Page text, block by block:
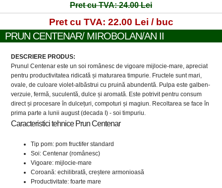
Pret cu TVA: 24.00 Lei
Pret cu TVA: 22.00 Lei / buc
PRUN CENTENAR/ MIROBOLAN/AN II
DESCRIERE PRODUS:
Prunul Centenar este un soi românesc de vigoare mijlocie-mare, apreciat
pentru productivitatea ridicată și maturarea timpurie. Fructele sunt mari,
ovale, de culoare violet-albăstrui cu pruină abundentă. Pulpa este galben-
verzuie, fermă, suculentă, dulce și aromată. Este potrivit pentru consum
direct și procesare în dulcețuri, compoturi și magiun. Recoltarea se face în
prima parte a lunii august (decada I) - soi timpuriu.
Caracteristici tehnice Prun Centenar
Tip pom: pom fructifer standard
Soi: Centenar (românesc)
Vigoare: mijlocie-mare
Coroană: echilibrată, creștere armonioasă
Productivitate: foarte mare